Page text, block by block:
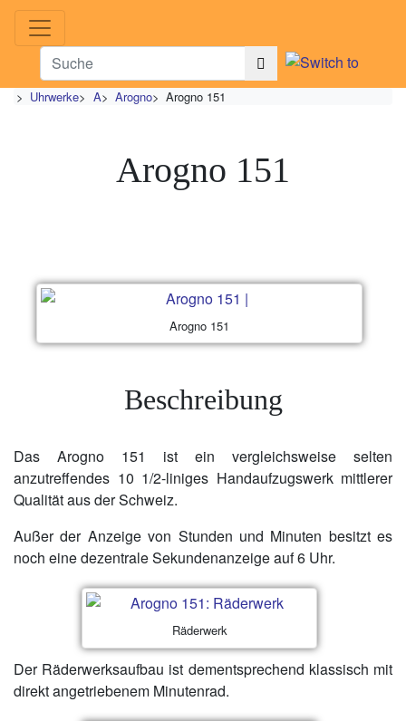
> Uhrwerke> A> Arogno> Arogno 151
Arogno 151
Arogno 151
Beschreibung
Das Arogno 151 ist ein vergleichsweise selten
anzutreffendes 10 1/2-liniges Handaufzugswerk mittlerer
Qualität aus der Schweiz.
Außer der Anzeige von Stunden und Minuten besitzt es
noch eine dezentrale Sekundenanzeige auf 6 Uhr.
Räderwerk
Der Räderwerksaufbau ist dementsprechend klassisch mit
direkt angetriebenem Minutenrad.